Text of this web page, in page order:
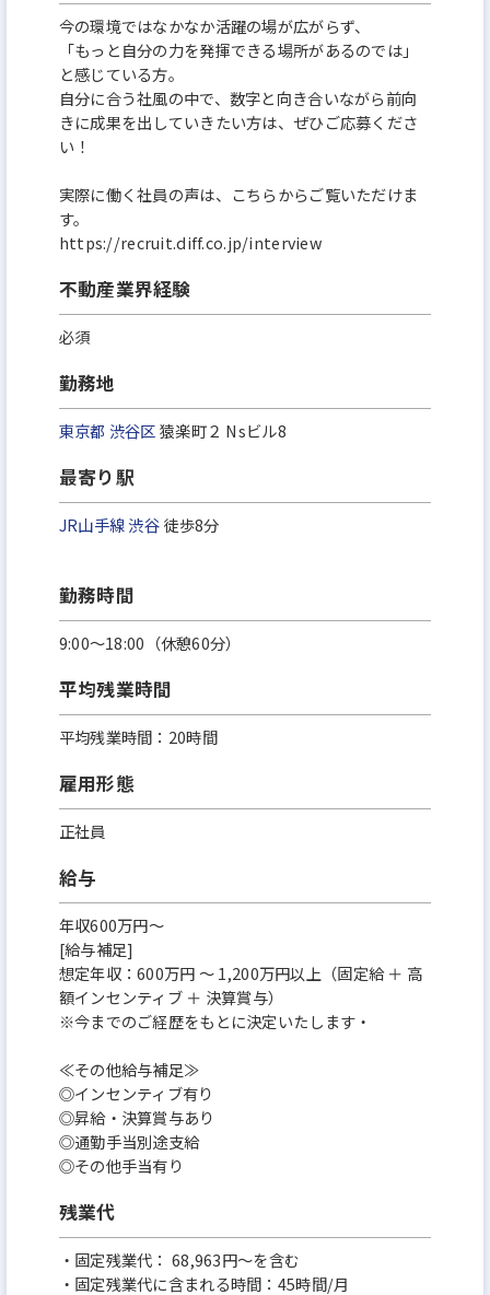
今の環境ではなかなか活躍の場が広がらず、
「もっと自分の力を発揮できる場所があるのでは」
と感じている方。
自分に合う社風の中で、数字と向き合いながら前向
きに成果を出していきたい方は、ぜひご応募くださ
い！
実際に働く社員の声は、こちらからご覧いただけま
す。
https://recruit.diff.co.jp/interview
不動産業界経験
必須
勤務地
東京都 渋谷区猿楽町２ Nsビル8
最寄り駅
JR山手線渋谷徒歩8分
勤務時間
9:00～18:00（休憩60分）
平均残業時間
平均残業時間：20時間
雇用形態
正社員
給与
年収600万円～
[給与補足]
想定年収：600万円 〜 1,200万円以上（固定給 ＋ 高
額インセンティブ ＋ 決算賞与）
※今までのご経歴をもとに決定いたします・
≪その他給与補足≫
◎インセンティブ有り
◎昇給・決算賞与あり
◎通勤手当別途支給
◎その他手当有り
残業代
・固定残業代： 68,963円〜を含む
・固定残業代に含まれる時間：45時間/月